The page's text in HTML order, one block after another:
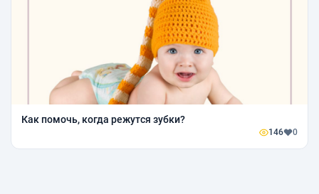
Как помочь, когда режутся зубки?
146 0